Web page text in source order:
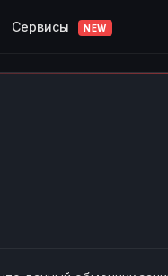
Сервисы NEW